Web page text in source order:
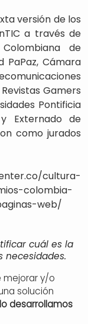
versión de los
a través de
de
PaPaz, Cámara
Gamers
Pontificia
Externado de
como jurados
cultura-
colombia-
web/
cuál es la
necesidades.
mejorar y/o
solución
desarrollamos